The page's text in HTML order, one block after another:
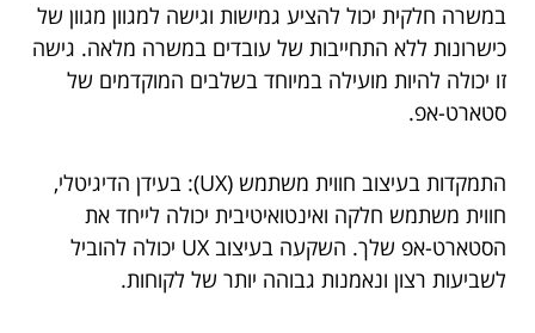
במשרה חלקית יכול להציע גמישות וגישה למגוון מגוון של
כישרונות ללא התחייבות של עובדים במשרה מלאה. גישה
זו יכולה להיות מועילה במיוחד בשלבים המוקדמים של
סטארט-אפ.
התמקדות בעיצוב חווית משתמש (UX): בעידן הדיגיטלי,
חווית משתמש חלקה ואינטואיטיבית יכולה לייחד את
הסטארט-אפ שלך. השקעה בעיצוב UX יכולה להוביל
לשביעות רצון ונאמנות גבוהה יותר של לקוחות.